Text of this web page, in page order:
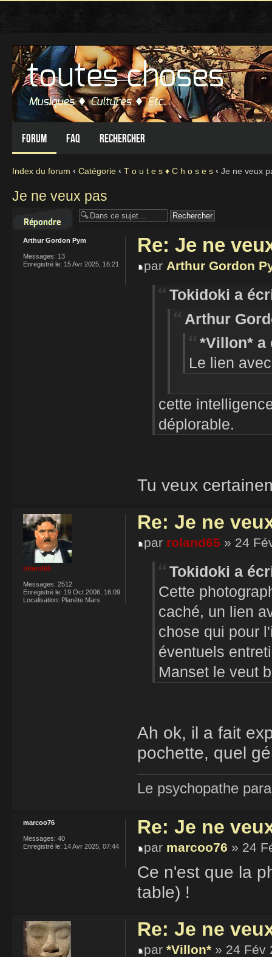
Forum FAQ Rechercher
Index du forum ‹ Catégorie ‹ T o u t e s ♦ C h o s e s ‹ Je ne veux
Je ne veux pas
Re: Je ne
par Arthur Gordon
Tokidoki a
Arthur
*Villon* a
Le lien
cette
déplorable.
Tu veux
Arthur Gordon Pym
Messages: 13
Enregistré le: 15 Avr 2025, 16:21
Re: Je ne
par roland65 » 24
Tokidoki a
Cette
caché, un lien
chose qui pour
éventuels
Manset le veut
Ah ok, il a fait
pochette, quel
Le psychopathe
roland65
Messages: 2512
Enregistré le: 19 Oct 2006, 16:09
Localisation: Planète Mars
Re: Je ne
par marcoo76 » 24
Ce n'est que la
table) !
marcoo76
Messages: 40
Enregistré le: 14 Avr 2025, 07:44
Re: Je ne
par *Villon* » 24 Fév